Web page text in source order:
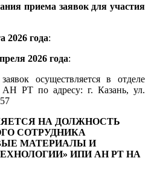
приема заявок для участия
2026 года:
2026 года:
осуществляется в отделе
АН РТ по адресу: г. Казань, ул.
НА ДОЛЖНОСТЬ
СОТРУДНИКА
МАТЕРИАЛЫ И
ИПИ АН РТ НА